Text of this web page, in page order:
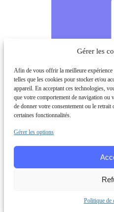
Gérer les
Afin de vous offrir la meilleure
telles que les cookies pour stocker et/ou
appareil. En acceptant ces technologies,
que votre comportement de navigation ou
de donner votre consentement ou le
certaines fonctionnalités.
Gérer les options
Politique de